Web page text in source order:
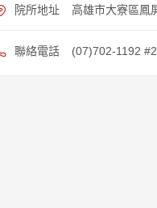
院所地址 高雄市大寮區鳳
聯絡電話 (07)702-1192